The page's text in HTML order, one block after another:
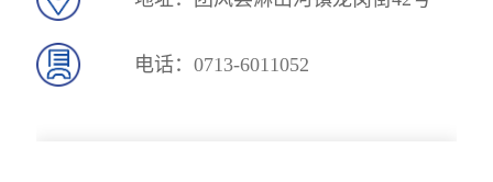
电话：0713-6011052